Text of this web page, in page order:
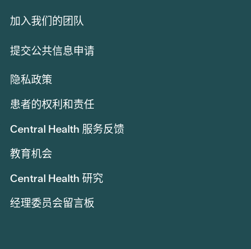
加入我们的团队
提交公共信息申请
隐私政策
患者的权利和责任
Central Health 服务反馈
教育机会
Central Health 研究
经理委员会留言板